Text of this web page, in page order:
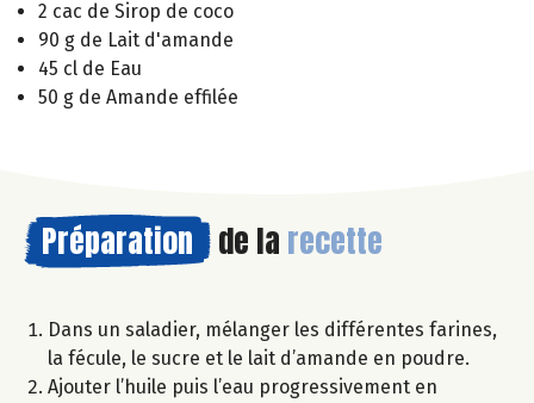
2 cac de Sirop de coco
90 g de Lait d'amande
45 cl de Eau
50 g de Amande effilée
Préparation de la recette
Dans un saladier, mélanger les différentes farines,
la fécule, le sucre et le lait d’amande en poudre.
Ajouter l’huile puis l’eau progressivement en